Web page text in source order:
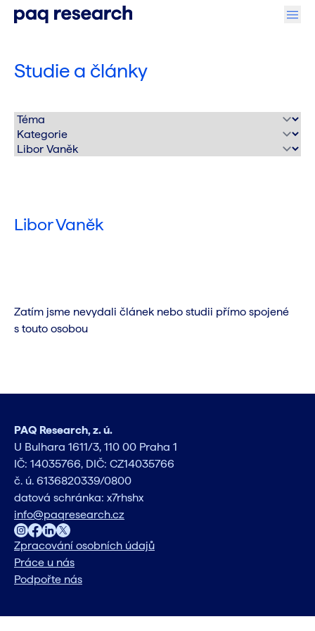
Studie a články
Libor Vaněk
Zatím jsme nevydali článek nebo studii přímo spojené
s touto osobou
PAQ Research, z. ú.
U Bulhara 1611/3, 110 00 Praha 1
IČ: 14035766, DIČ: CZ14035766
č. ú. 6136820339/0800
datová schránka: x7rhshx
info@paqresearch.cz
Zpracování osobních údajů
Práce u nás
Podpořte nás